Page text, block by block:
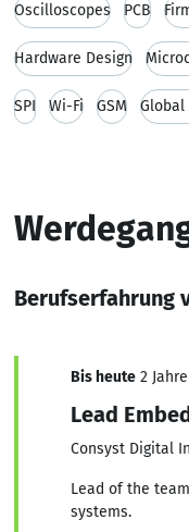
Oscilloscopes PCB
Hardware Design
SPI Wi-Fi GSM Global
Berufserfahrung
Bis heute 2
Lead
Consyst Digital
Lead of the
systems.